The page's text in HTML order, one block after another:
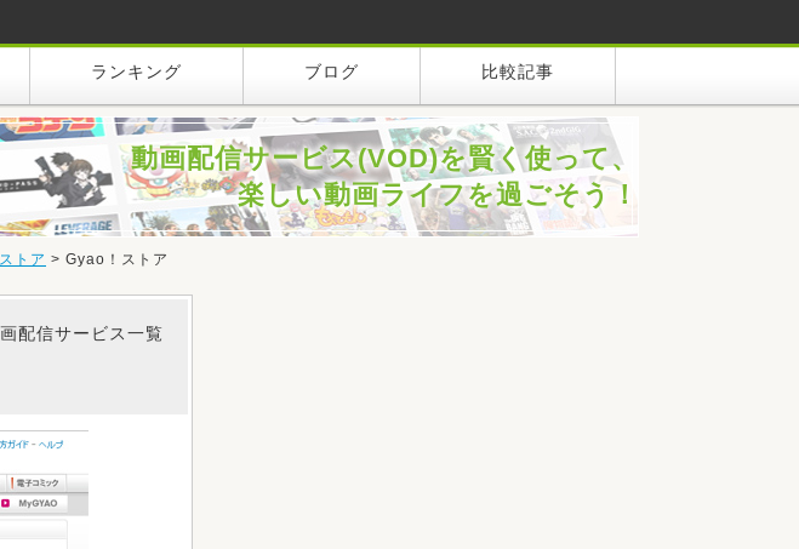
ランキング ブログ 比較記事
動画配信サービス(VOD)を賢く使って、
楽しい動画ライフを過ごそう！
トア > Gyao！ストア
配信サービス一覧